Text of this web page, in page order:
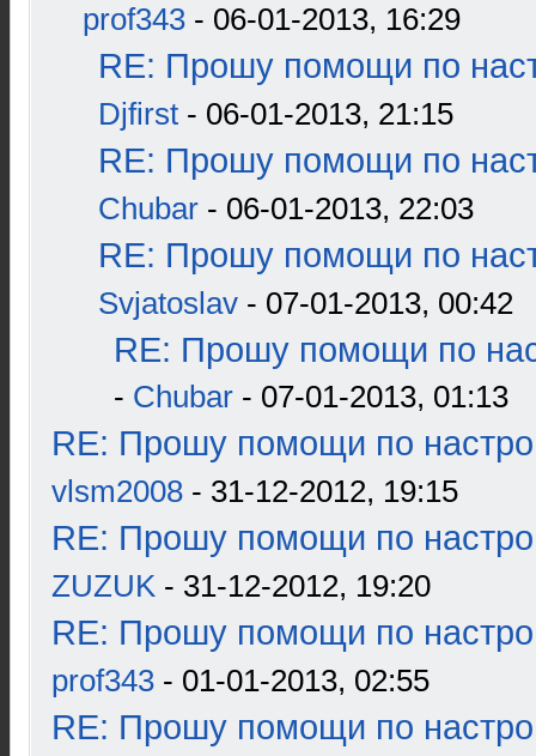
prof343 - 06-01-2013, 16:29
RE: Прошу помощи по
Djfirst - 06-01-2013, 21:15
RE: Прошу помощи по
Chubar - 06-01-2013, 22:03
RE: Прошу помощи по
Svjatoslav - 07-01-2013, 00:42
RE: Прошу помощи по
- Chubar - 07-01-2013, 01:13
RE: Прошу помощи по
vlsm2008 - 31-12-2012, 19:15
RE: Прошу помощи по
ZUZUK - 31-12-2012, 19:20
RE: Прошу помощи по
prof343 - 01-01-2013, 02:55
RE: Прошу помощи по